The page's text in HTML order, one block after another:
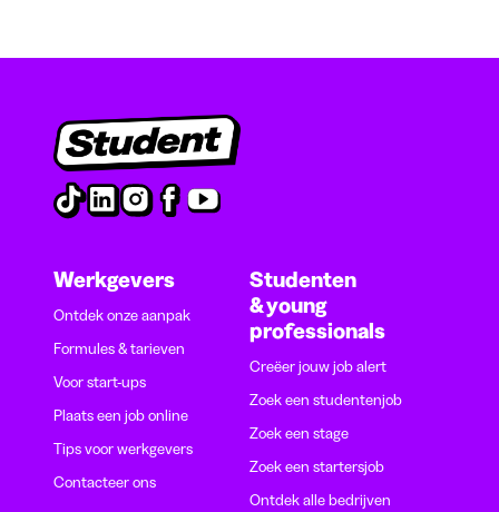
Werkgevers
Ontdek onze aanpak
Formules & tarieven
Voor start-ups
Plaats een job online
Tips voor werkgevers
Contacteer ons
Studenten
& young
professionals
Creëer jouw job alert
Zoek een studentenjob
Zoek een stage
Zoek een startersjob
Ontdek alle bedrijven